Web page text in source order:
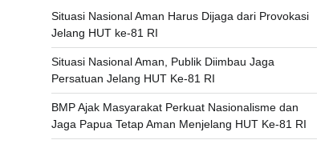
Situasi Nasional Aman Harus Dijaga dari Provokasi
Jelang HUT ke-81 RI
Situasi Nasional Aman, Publik Diimbau Jaga
Persatuan Jelang HUT Ke-81 RI
BMP Ajak Masyarakat Perkuat Nasionalisme dan
Jaga Papua Tetap Aman Menjelang HUT Ke-81 RI